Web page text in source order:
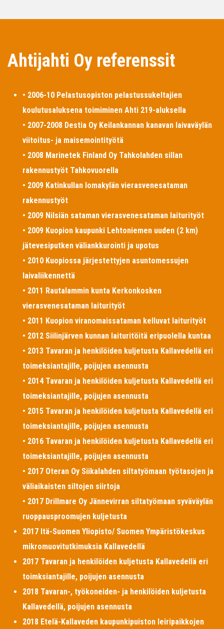
Ahtijahti Oy referenssit
• 2006-10 Pelastusopiston pelastussukeltajien
koulutusaluksena toimiminen Ahti 219-aluksella
• 2007-2008 Destia Oy Keilankannan kanavan laivaväylän
viitoitus- ja maisemointityötä
• 2008 Marinetek Finland Oy Tahkolahden sillan
rakennustyöt Tahkovuorella
• 2009 Katinkullan lomakylän vierasvenesataman
rakennustyöt
• 2009 Nilsiän sataman vierasvenesataman laiturityöt
• 2009 Kuopion kaupunki Lehtoniemen uuden (2 km)
jätevesiputken väliankkurointi ja upotus
• 2010 Kuopiossa järjestettyjen asuntomessujen
laivaliikennettä
• 2011 Rautalammin kunta Kerkonkosken
vierasvenesataman laiturityöt
• 2011 Kuopion viranomaissataman kelluvat laiturityöt
• 2012 Siilinjärven kunnan laituritöitä eripuolella kuntaa
• 2013 Tavaran ja henkilöiden kuljetusta Kallavedellä eri
toimeksiantajille, poijujen asennusta
• 2014 Tavaran ja henkilöiden kuljetusta Kallavedellä eri
toimeksiantajille, poijujen asennusta
• 2015 Tavaran ja henkilöiden kuljetusta Kallavedellä eri
toimeksiantajille, poijujen asennusta
• 2016 Tavaran ja henkilöiden kuljetusta Kallavedellä eri
toimeksiantajille, poijujen asennusta
• 2017 Oteran Oy Siikalahden siltatyömaan työtasojen ja
väliaikaisten siltojen siirtoja
• 2017 Drillmare Oy Jännevirran siltatyömaan syväväylän
ruoppausproomujen kuljetusta
2017 Itä-Suomen Yliopisto/ Suomen Ympäristökeskus
mikromuovitutkimuksia Kallavedellä
2017 Tavaran ja henkilöiden kuljetusta Kallavedellä eri
toimksiantajille, poijujen asennusta
2018 Tavaran-, työkoneiden- ja henkilöiden kuljetusta
Kallavedellä, poijujen asennusta
2018 Etelä-Kallaveden kaupunkipuiston leiripaikkojen